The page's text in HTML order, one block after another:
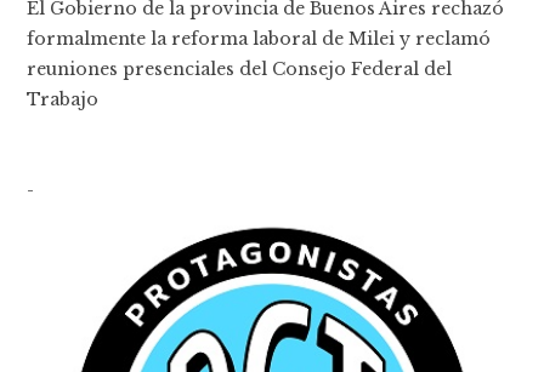
El Gobierno de la provincia de Buenos Aires rechazó
formalmente la reforma laboral de Milei y reclamó
reuniones presenciales del Consejo Federal del
Trabajo
-